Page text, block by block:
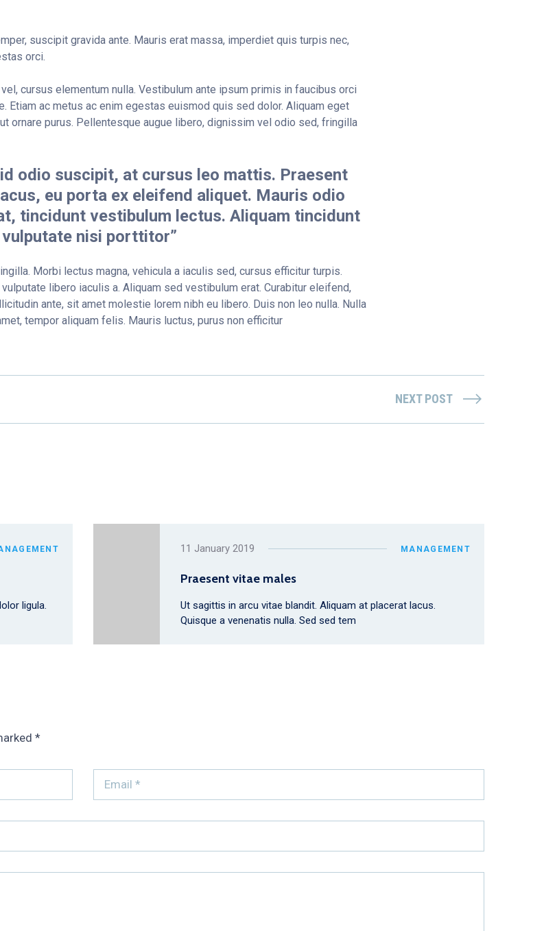
suscipit gravida ante. Mauris erat massa, imperdiet quis turpis nec,
orci.
cursus elementum nulla. Vestibulum ante ipsum primis in faucibus orci
Etiam ac metus ac enim egestas euismod quis sed dolor. Aliquam eget
ornare purus. Pellentesque augue libero, dignissim vel odio sed, fringilla
odio suscipit, at cursus leo mattis. Praesent
eu porta ex eleifend aliquet. Mauris odio
tincidunt vestibulum lectus. Aliquam tincidunt
nisi porttitor”
Morbi lectus magna, vehicula a iaculis sed, cursus efficitur turpis.
libero iaculis a. Aliquam sed vestibulum erat. Curabitur eleifend,
ante, sit amet molestie lorem nibh eu libero. Duis non leo nulla. Nulla
tempor aliquam felis. Mauris luctus, purus non efficitur
NEXT POST
ligula.
11 January 2019 MANAGEMENT
Praesent vitae males
Ut sagittis in arcu vitae blandit. Aliquam at placerat lacus.
Quisque a venenatis nulla. Sed sed tem
*